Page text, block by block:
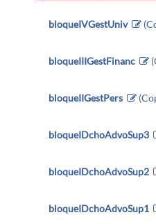
bloqueIVGestUniv
bloqueIIIGestFinanc
bloqueIIGestPers
bloqueIDchoAdvoSup3
bloqueIDchoAdvoSup2
bloqueIDchoAdvoSup1